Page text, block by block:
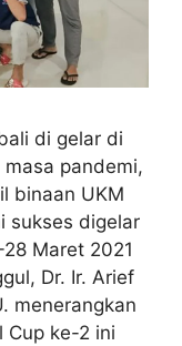
di gelar di
pandemi,
binaan UKM
sukses digelar
Maret 2021
Dr. Ir. Arief
menerangkan
Cup ke-2 ini